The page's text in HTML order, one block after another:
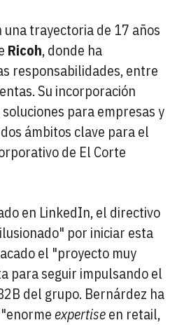
trayectoria de 17 años
Ricoh, donde ha
responsabilidades, entre
Su incorporación
para empresas y
ámbitos clave para el
de El Corte
en LinkedIn, el directivo
por iniciar esta
el "proyecto muy
para seguir impulsando el
del grupo. Bernárdez ha
"enormeexpertiseen retail,